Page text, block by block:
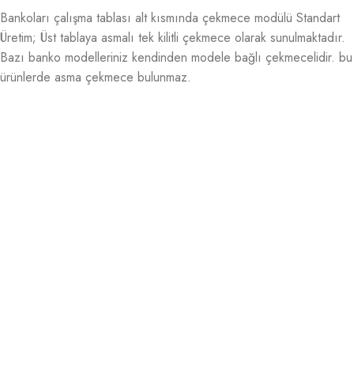
Bankoları çalışma tablası alt kısmında çekmece modülü Standart
Üretim; Üst tablaya asmalı tek kilitli çekmece olarak sunulmaktadır.
Bazı banko modelleriniz kendinden modele bağlı çekmecelidir. bu
ürünlerde asma çekmece bulunmaz.